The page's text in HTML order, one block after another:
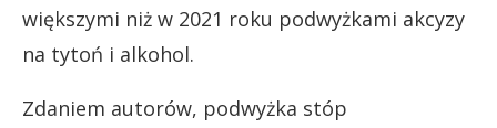
większymi niż w 2021 roku podwyżkami akcyzy
na tytoń i alkohol.
Zdaniem autorów, podwyżka stóp